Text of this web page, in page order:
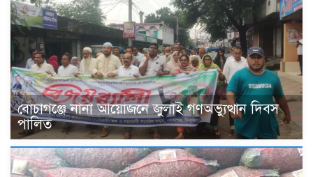
বোচাগঞ্জে নানা আয়োজনে জুলাই গণঅভ্যুত্থান দিবস
পালিত